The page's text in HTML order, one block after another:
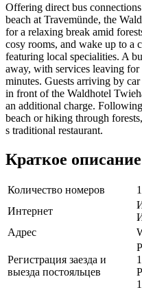
Offering direct bus
beach at Travemünde, the
for a relaxing break amid
cosy rooms, and wake up to a
featuring local specialities. A
away, with services leaving
minutes. Guests arriving by
in front of the Waldhotel
an additional charge.
beach or hiking through
s traditional restaurant.
Краткое
Количество номеров
Интернет
Адрес
Регистрация заезда и
выезда постояльцев